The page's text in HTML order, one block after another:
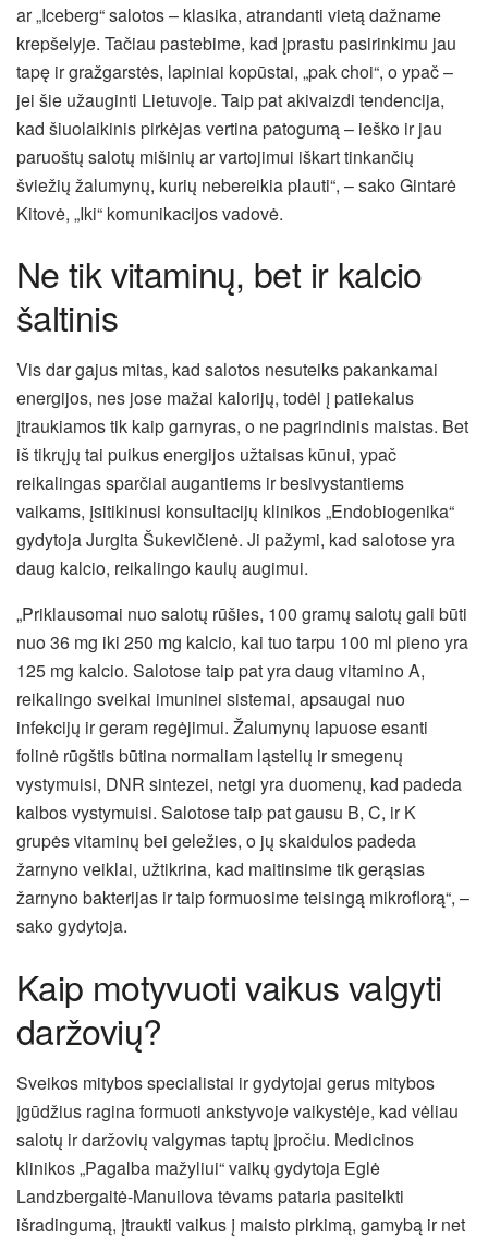
ar „Iceberg“ salotos – klasika, atrandanti vietą dažname
krepšelyje. Tačiau pastebime, kad įprastu pasirinkimu jau
tapę ir gražgarstės, lapiniai kopūstai, „pak choi“, o ypač –
jei šie užauginti Lietuvoje. Taip pat akivaizdi tendencija,
kad šiuolaikinis pirkėjas vertina patogumą – ieško ir jau
paruoštų salotų mišinių ar vartojimui iškart tinkančių
šviežių žalumynų, kurių nebereikia plauti“, – sako Gintarė
Kitovė, „Iki“ komunikacijos vadovė.
Ne tik vitaminų, bet ir kalcio
šaltinis
Vis dar gajus mitas, kad salotos nesuteiks pakankamai
energijos, nes jose mažai kalorijų, todėl į patiekalus
įtraukiamos tik kaip garnyras, o ne pagrindinis maistas. Bet
iš tikrųjų tai puikus energijos užtaisas kūnui, ypač
reikalingas sparčiai augantiems ir besivystantiems
vaikams, įsitikinusi konsultacijų klinikos „Endobiogenika“
gydytoja Jurgita Šukevičienė. Ji pažymi, kad salotose yra
daug kalcio, reikalingo kaulų augimui.
„Priklausomai nuo salotų rūšies, 100 gramų salotų gali būti
nuo 36 mg iki 250 mg kalcio, kai tuo tarpu 100 ml pieno yra
125 mg kalcio. Salotose taip pat yra daug vitamino A,
reikalingo sveikai imuninei sistemai, apsaugai nuo
infekcijų ir geram regėjimui. Žalumynų lapuose esanti
folinė rūgštis būtina normaliam ląstelių ir smegenų
vystymuisi, DNR sintezei, netgi yra duomenų, kad padeda
kalbos vystymuisi. Salotose taip pat gausu B, C, ir K
grupės vitaminų bei geležies, o jų skaidulos padeda
žarnyno veiklai, užtikrina, kad maitinsime tik gerąsias
žarnyno bakterijas ir taip formuosime teisingą mikroflorą“, –
sako gydytoja.
Kaip motyvuoti vaikus valgyti
daržovių?
Sveikos mitybos specialistai ir gydytojai gerus mitybos
įgūdžius ragina formuoti ankstyvoje vaikystėje, kad vėliau
salotų ir daržovių valgymas taptų įpročiu. Medicinos
klinikos „Pagalba mažyliui“ vaikų gydytoja Eglė
Landzbergaitė-Manuilova tėvams pataria pasitelkti
išradingumą, įtraukti vaikus į maisto pirkimą, gamybą ir net